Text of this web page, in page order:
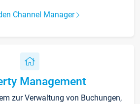
Channel Manager
Management
zur Verwaltung von Buchungen,